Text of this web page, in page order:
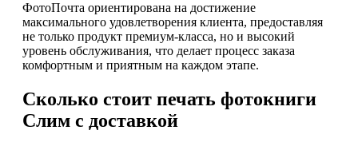
ФотоПочта ориентирована на достижение
максимального удовлетворения клиента, предоставляя
не только продукт премиум-класса, но и высокий
уровень обслуживания, что делает процесс заказа
комфортным и приятным на каждом этапе.
Сколько стоит печать фотокниги
Слим с доставкой